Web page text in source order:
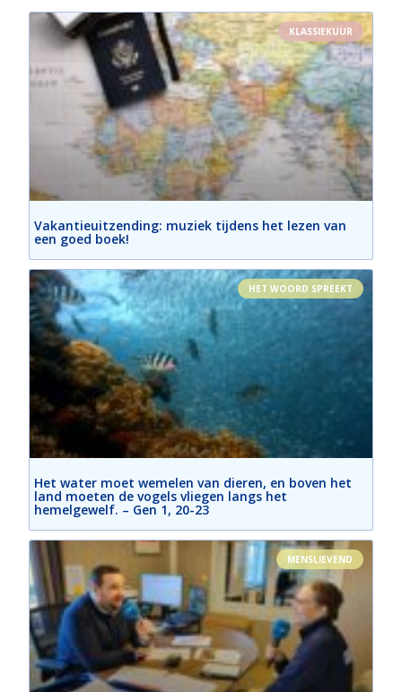
KLASSIEKUUR
Vakantieuitzending: muziek tijdens het lezen van
een goed boek!
HET WOORD SPREEKT
Het water moet wemelen van dieren, en boven het
land moeten de vogels vliegen langs het
hemelgewelf. – Gen 1, 20-23
MENSLIEVEND